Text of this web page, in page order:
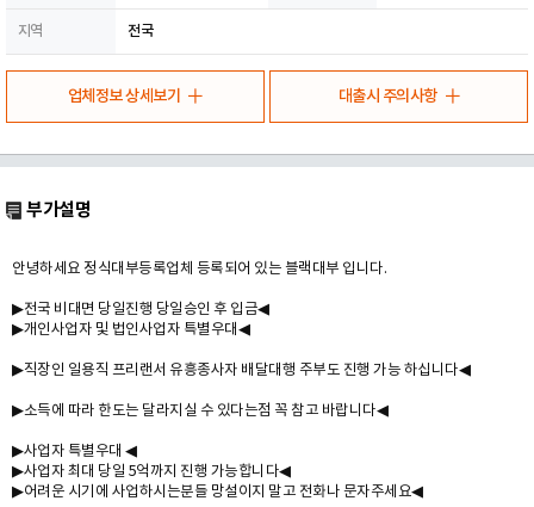
지역 전국
업체정보 상세보기 대출시 주의사항
부가설명
안녕하세요 정식대부등록업체 등록되어 있는 블랙대부 입니다.
▶전국 비대면 당일진행 당일승인 후 입금◀
▶개인사업자 및 법인사업자 특별우대◀
▶직장인 일용직 프리랜서 유흥종사자 배달대행 주부도 진행 가능 하십니다◀
▶소득에 따라 한도는 달라지실 수 있다는점 꼭 참고 바랍니다◀
▶사업자 특별우대 ◀
▶사업자 최대 당일 5억까지 진행 가능합니다◀
▶어려운 시기에 사업하시는분들 망설이지 말고 전화나 문자주세요◀